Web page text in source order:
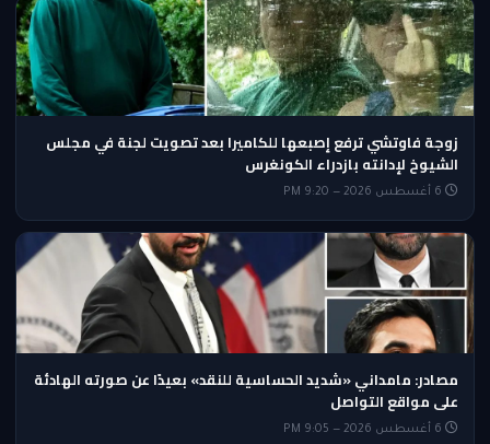
زوجة فاوتشي ترفع إصبعها للكاميرا بعد تصويت لجنة في مجلس
الشيوخ لإدانته بازدراء الكونغرس
مصادر: مامداني «شديد الحساسية للنقد» بعيدًا عن صورته الهادئة
على مواقع التواصل